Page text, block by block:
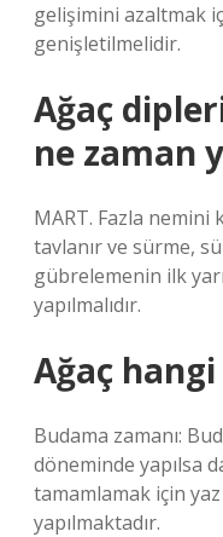
gelişimini azaltmak
genişletilmelidir.
Ağaç
ne zaman
MART. Fazla
tavlanır ve sürme,
gübrelemenin ilk
yapılmalıdır.
Ağaç
Budama zamanı:
döneminde yapılsa
tamamlamak için
yapılmaktadır.